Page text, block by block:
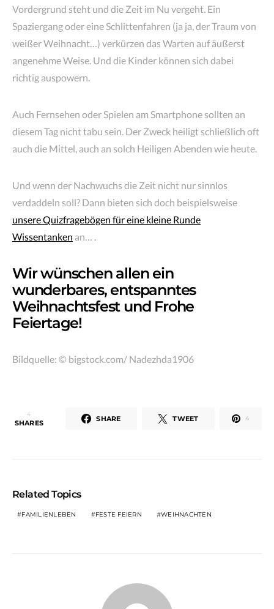
Vordergrund steht und die Zeit im Nu vergeht. Ein
Spaziergang oder eine Schlittenfahren (ja ja, der Traum von
weißer Weihnacht…) verkürzen das Warten auf äußerst
angenehme Weise. Und die Kinder können sich dabei
richtig auspowern.
Auch Fernsehen oder Spielen am Smartphone sollten an
diesem Tag nicht tabu sein. Der Zweck heiligt schließlich oft
auch die Mittel, auch an solch Heiligen Abenden wie heute.
Und wenn der Nachwuchs die Zeit nicht nur sinnlos
verdaddeln soll? Dann bieten sich doch beispielsweise
unsere Quizfragebögen für eine kleine Runde
Wissentanken an… .
Wir wünschen allen ein
wunderbares, entspanntes
Weihnachtsfest und Frohe
Feiertage!
Bildquelle: © bigstock.com/ Nadezhda1906
4
SHARES SHARE TWEET 4
Related Topics
FAMILIENLEBEN FESTE FEIERN WEIHNACHTEN